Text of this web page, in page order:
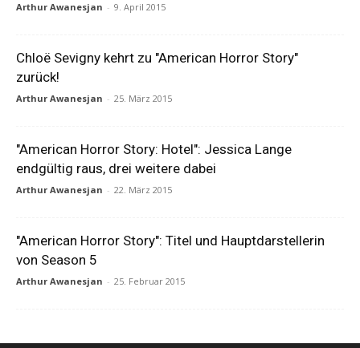
Arthur Awanesjan - 9. April 2015
Chloë Sevigny kehrt zu "American Horror Story"
zurück!
Arthur Awanesjan - 25. März 2015
"American Horror Story: Hotel": Jessica Lange
endgültig raus, drei weitere dabei
Arthur Awanesjan - 22. März 2015
"American Horror Story": Titel und Hauptdarstellerin
von Season 5
Arthur Awanesjan - 25. Februar 2015